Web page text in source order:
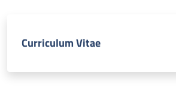
Curriculum Vitae